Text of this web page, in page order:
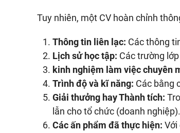
Tuy nhiên, một CV hoàn chỉnh
Thông tin liên lạc: Các thông
Lịch sử học tập: Các trường
kinh nghiệm làm việc chuyên
Trình độ và kĩ năng: Các bằng
Giải thưởng hay Thành tích:
lẫn cho tổ chức (doanh nghiệp).
Các ấn phẩm đã thực hiện: Với